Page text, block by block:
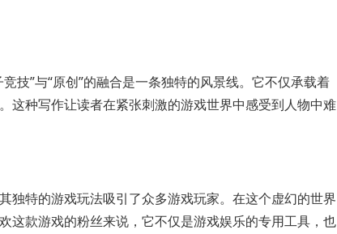
技”与“原创”的融合是一条独特的风景线。它不仅承载着
这种写作让读者在紧张刺激的游戏世界中感受到人物中难
独特的游戏玩法吸引了众多游戏玩家。在这个虚幻的世界
这款游戏的粉丝来说，它不仅是游戏娱乐的专用工具，也